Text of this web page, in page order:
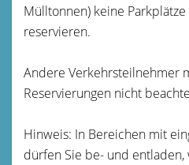
Mülltonnen) keine
reservieren.
Andere Verkehrsteilnehmer
Reservierungen nicht
Hinweis: In Bereichen mit ein
dürfen Sie be- und entladen,